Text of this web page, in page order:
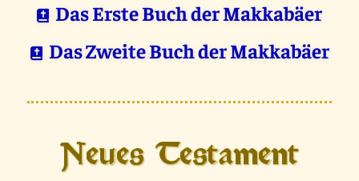
Das Erste Buch der Makkabäer
Das Zweite Buch der Makkabäer
Neues Testament